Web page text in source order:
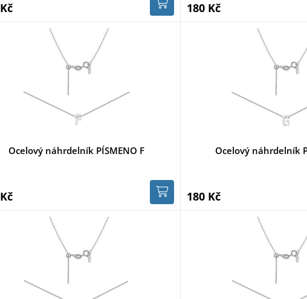
180 Kč
Ocelový náhrdelník PÍSMENO F Ocelový náhrdelník
180 Kč